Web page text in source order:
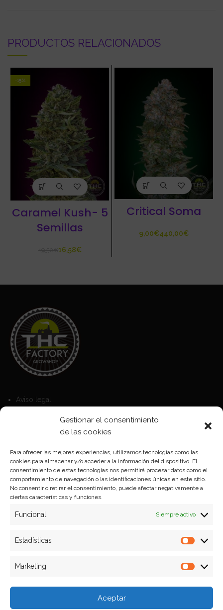
Gestionar el consentimiento
de las cookies
Para ofrecer las mejores experiencias, utilizamos tecnologías como las
cookies para almacenar y/o acceder a la información del dispositivo. El
consentimiento de estas tecnologías nos permitirá procesar datos como el
comportamiento de navegación o las identificaciones únicas en este sitio.
No consentir o retirar el consentimiento, puede afectar negativamente a
ciertas características y funciones.
Funcional Siempre activo
Estadísticas
Marketing
Aceptar
PRODUCTOS RELACIONADOS
-15%
Caramel Kush- 5
Semillas
16,58€
Critical Soma
€ €
Aviso legal
Política de Cookies
Política de privacidad
Formas de pago
Plazos y condiciones de envio
Politica de devoluciones